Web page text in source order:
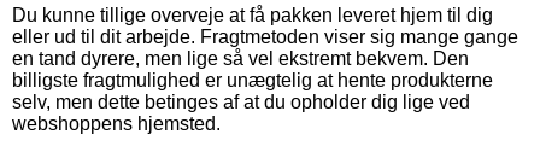
Du kunne tillige overveje at få pakken leveret hjem til dig
eller ud til dit arbejde. Fragtmetoden viser sig mange gange
en tand dyrere, men lige så vel ekstremt bekvem. Den
billigste fragtmulighed er unægtelig at hente produkterne
selv, men dette betinges af at du opholder dig lige ved
webshoppens hjemsted.